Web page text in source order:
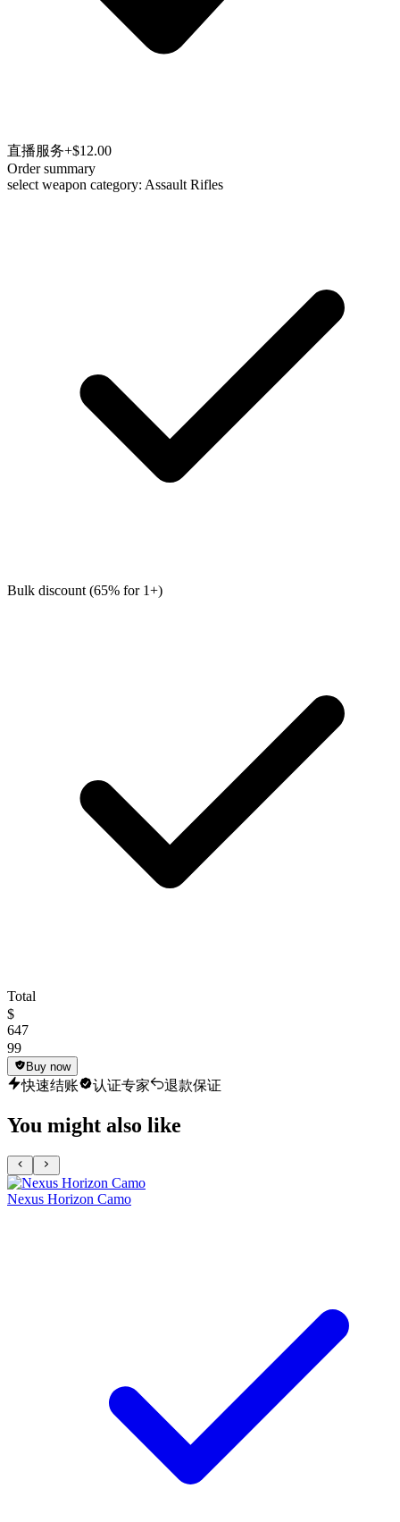
直播服务+$12.00
Order summary
select weapon category: Assault Rifles
Bulk discount (65% for 1+)
Total
$
647
99
Buy now
快速结账 认证专家 退款保证
You might also like
Nexus Horizon Camo